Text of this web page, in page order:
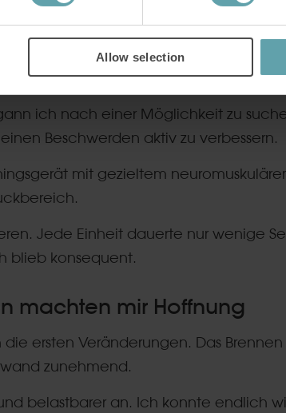
Allow selection
die die Ursache
ich nach einer Möglichkeit zu
Beschwerden aktiv zu verbessern.
mit gezieltem
Jede Einheit dauerte nur wenige
blieb konsequent.
machten mir Hoffnung
ersten Veränderungen. Das
zunehmend.
belastbarer an. Ich konnte endlich